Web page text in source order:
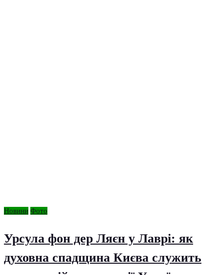
Новини Фото
Урсула фон дер Ляєн у Лаврі: як
духовна спадщина Києва служить